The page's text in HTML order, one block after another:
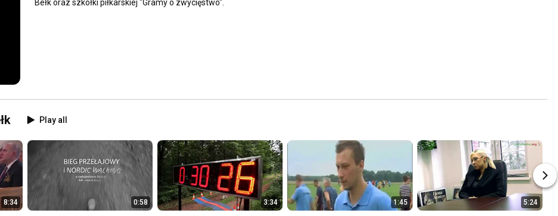
Bełk oraz szkółki piłkarskiej "Gramy o zwycięstwo".
Play all
8:34 0:58 3:34 1:45 5:24